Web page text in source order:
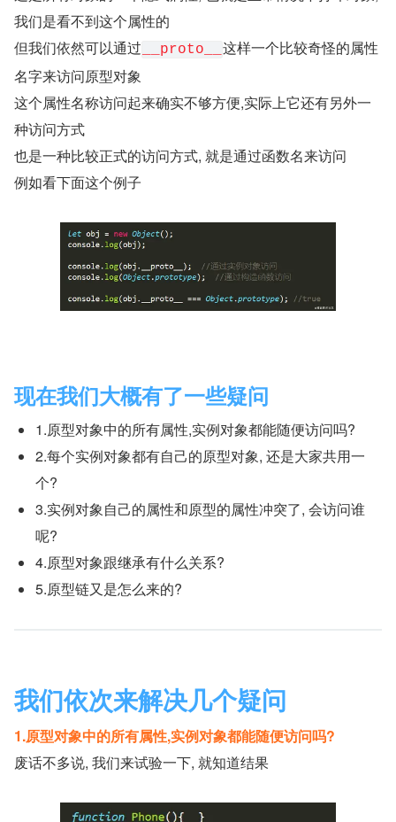
我们是看不到这个属性的
但我们依然可以通过
__proto__ 这样一个比较奇怪的属性
名字来访问原型对象
这个属性名称访问起来确实不够方便,实际上它还有另外一
种访问方式
也是一种比较正式的访问方式, 就是通过函数名来访问
例如看下面这个例子
现在我们大概有了一些疑问
1.原型对象中的所有属性,实例对象都能随便访问吗?
2.每个实例对象都有自己的原型对象, 还是大家共用一
个?
3.实例对象自己的属性和原型的属性冲突了, 会访问谁
呢?
4.原型对象跟继承有什么关系?
5.原型链又是怎么来的?
我们依次来解决几个疑问
1.原型对象中的所有属性,实例对象都能随便访问吗?
废话不多说, 我们来试验一下, 就知道结果